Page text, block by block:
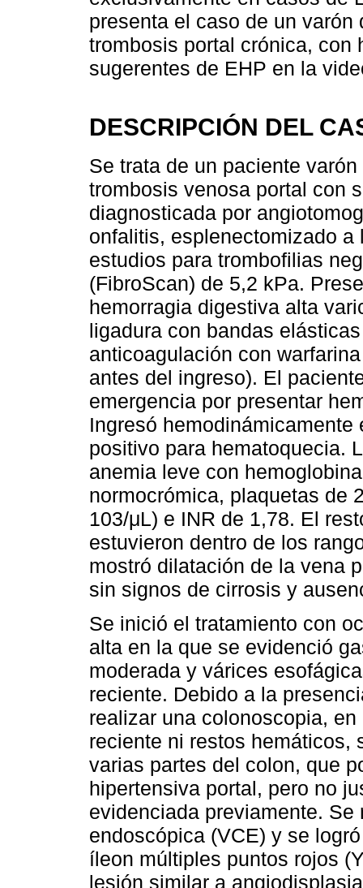
presenta el caso de un
trombosis portal crónica, con
sugerentes de EHP en la
DESCRIPCIÓN DEL
Se trata de un paciente
trombosis venosa portal con
diagnosticada por
onfalitis, esplenectomizado
estudios para trombofilias
(FibroScan) de 5,2 kPa.
hemorragia digestiva alta
ligadura con bandas
anticoagulación con
antes del ingreso). El
emergencia por presentar
Ingresó
positivo para hematoquecia.
anemia leve con
normocrómica, plaquetas de
103/μL) e INR de 1,78. El
estuvieron dentro de los
mostró dilatación de la vena
sin signos de cirrosis y
Se inició el tratamiento con
alta en la que se evidenció
moderada y várices
reciente. Debido a la
realizar una colonoscopia,
reciente ni restos hemáticos,
varias partes del colon, que
hipertensiva portal, pero no
evidenciada previamente.
endoscópica (VCE) y se
íleon múltiples puntos rojos
lesión similar a